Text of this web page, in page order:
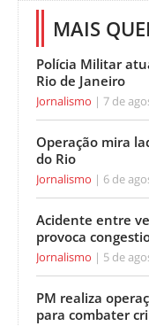
MAIS
Polícia Militar
Rio de Janeiro
Jornalismo 7 de
Operação mira
do Rio
Jornalismo 6 de
Acidente entre
provoca
Jornalismo 5 de
PM realiza
para combater